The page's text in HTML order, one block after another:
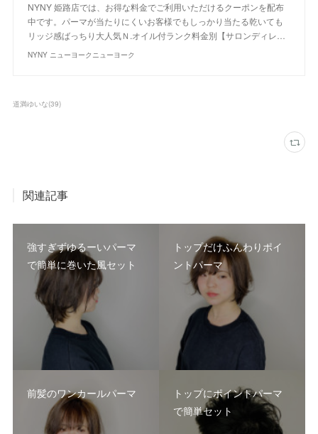
NYNY 姫路店では、お得な料金でご利用いただけるクーポンを配布
中です。パーマが当たりにくいお客様でもしっかり当たる乾いても
リッジ感ばっちり大人気Ｎ.オイル付ランク料金別【サロンディレ…
NYNY ニューヨークニューヨーク
道満ゆいな(39)
関連記事
強すぎずゆるーいパーマ
で簡単に巻いた風セット
トップだけふんわりポイ
ントパーマ
前髪のワンカールパーマ
トップにポイントパーマ
で簡単セット